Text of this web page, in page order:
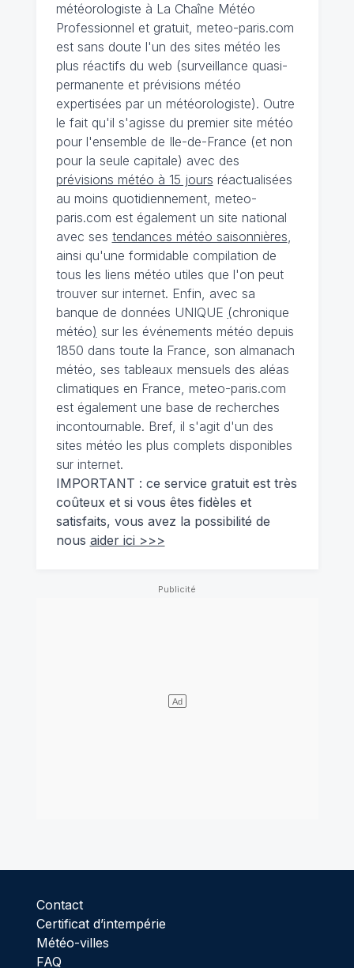
météorologiste à La Chaîne Météo
Professionnel et gratuit, meteo-paris.com
est sans doute l'un des sites météo les
plus réactifs du web (surveillance quasi-
permanente et prévisions météo
expertisées par un météorologiste). Outre
le fait qu'il s'agisse du premier site météo
pour l'ensemble de Ile-de-France (et non
pour la seule capitale) avec des
prévisions météo à 15 jours réactualisées
au moins quotidiennement, meteo-
paris.com est également un site national
avec ses tendances météo saisonnières,
ainsi qu'une formidable compilation de
tous les liens météo utiles que l'on peut
trouver sur internet. Enfin, avec sa
banque de données UNIQUE (chronique
météo) sur les événements météo depuis
1850 dans toute la France, son almanach
météo, ses tableaux mensuels des aléas
climatiques en France, meteo-paris.com
est également une base de recherches
incontournable. Bref, il s'agit d'un des
sites météo les plus complets disponibles
sur internet.
IMPORTANT : ce service gratuit est très
coûteux et si vous êtes fidèles et
satisfaits, vous avez la possibilité de
nous aider ici >>>
Contact
Certificat d’intempérie
Météo-villes
FAQ